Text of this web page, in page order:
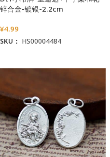
锌合金-镀银-2.2cm
¥4.99
SKU： HS00004484